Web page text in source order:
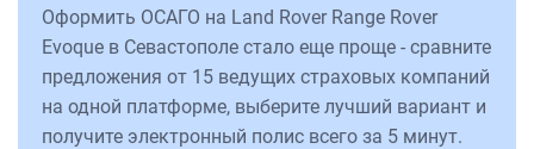
Оформить ОСАГО на Land Rover Range Rover
Evoque в Севастополе стало еще проще - сравните
предложения от 15 ведущих страховых компаний
на одной платформе, выберите лучший вариант и
получите электронный полис всего за 5 минут.